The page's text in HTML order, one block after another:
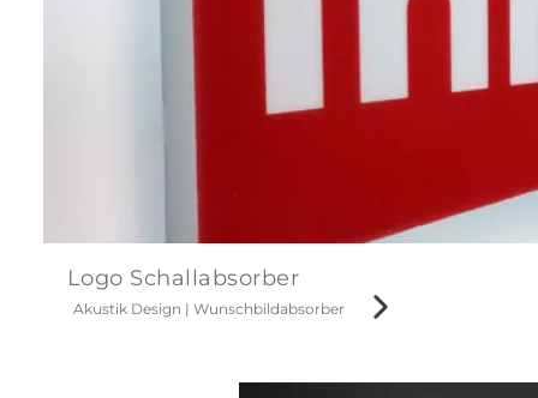
Logo Schallabsorber
Akustik Design | Wunschbildabsorber